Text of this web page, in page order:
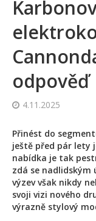
odpověď
4.11.2025
Přinést do
ještě před pár lety
nabídka je tak
zdá se nadlidským
výzev však nikdy
svoji vizi nového
výrazně stylový